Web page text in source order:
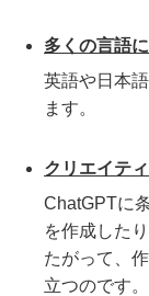
多くの言語
英語や日本
ます。
クリエイテ
ChatGPTに
を作成した
たがって、
立つのです。